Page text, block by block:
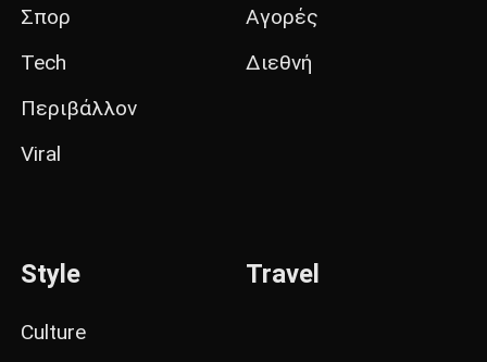
Σπορ
Tech
Περιβάλλον
Viral
Αγορές
Διεθνή
Style
Culture
Travel